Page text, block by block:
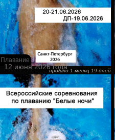
Плавание
прошло 1 месяц 19 дней
12 июня 2026 года